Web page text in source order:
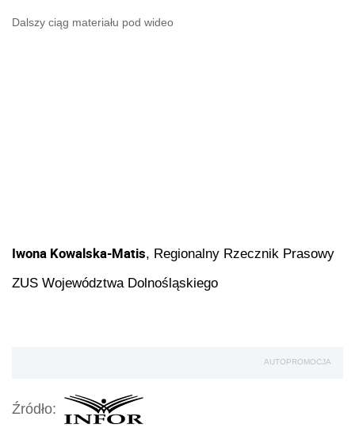
Dalszy ciąg materiału pod wideo
Iwona Kowalska-Matis, Regionalny Rzecznik Prasowy
ZUS Województwa Dolnośląskiego
AUTOPROMOCJA
Źródło: